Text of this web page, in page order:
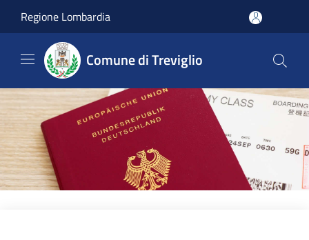
Regione Lombardia
Comune di Treviglio